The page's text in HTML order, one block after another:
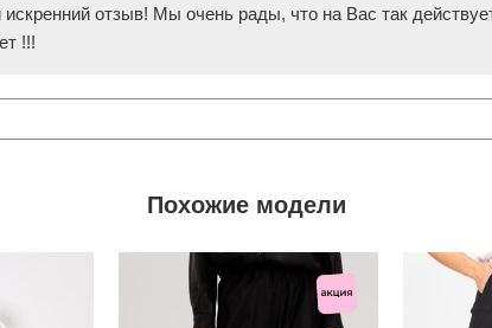
отзыв! Мы очень рады, что на Вас так
!!!
Похожие модели